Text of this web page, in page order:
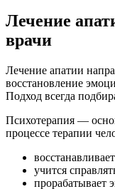
Лечение
врачи
Лечение апатии
восстановление
Подход всегда
Психотерапия —
процессе терапии
учится
прорабатывает